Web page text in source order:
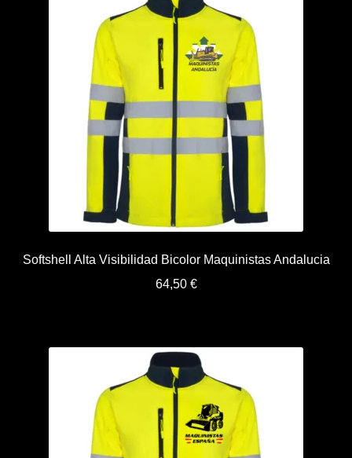
Softshell Alta Visibilidad Bicolor Maquinistas Andalucia
64,50 €